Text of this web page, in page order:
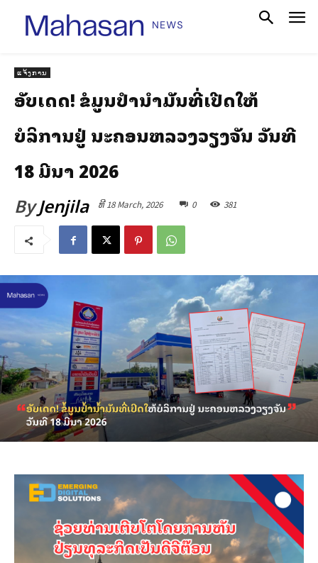
ແຈ້ງການ
ອັບເດດ! ຂໍ້ມູນປ້ຳນ້ຳມັນທີ່ເປີດໃຫ້
ບໍລິການຢູ່ ນະຄອນຫລວງວຽງຈັນ ວັນທີ
18 ມີນາ 2026
ByJenjila ທີ 18 March, 2026 0 381